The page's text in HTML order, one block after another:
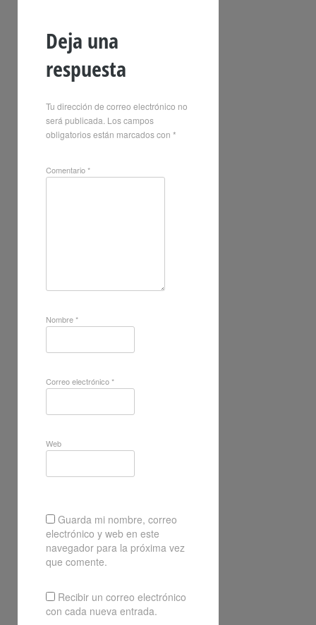
Deja una
respuesta
Tu dirección de correo electrónico no
será publicada. Los campos
obligatorios están marcados con *
Comentario*
Nombre*
Correo electrónico*
Web
Guarda mi nombre, correo
electrónico y web en este
navegador para la próxima vez
que comente.
Recibir un correo electrónico
con cada nueva entrada.